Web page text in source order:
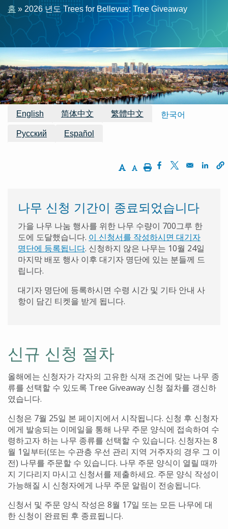
이
동
경
로
홈 2026 년도 Trees for Bellevue: Tree Giveaway
이용 가능한 번역
English 简体中文 繁體中文 한국어
Русский Español
Increase Text Size
Decrease Text Size
PrintOpens in a new
Opens in a
나무 신청 기간이 종료되었습니다
가을 나무 나눔 행사를 위한 나무 수량이 700그루 한
도에 도달했습니다. 이 신청서를 작성하시면 대기자
명단에 등록됩니다. 신청하지 않은 나무는 10월 24일
마지막 배포 행사 이후 대기자 명단에 있는 분들께 드
립니다.
대기자 명단에 등록하시면 수령 시간 및 기타 안내 사
항이 담긴 티켓을 받게 됩니다.
신규 신청 절차
올해에는 신청자가 각자의 고유한 식재 조건에 맞는 나무 종
류를 선택할 수 있도록 Tree Giveaway 신청 절차를 갱신하
였습니다.
신청은 7월 25일 본 페이지에서 시작됩니다. 신청 후 신청자
에게 발송되는 이메일을 통해 나무 주문 양식에 접속하여 수
령하고자 하는 나무 종류를 선택할 수 있습니다. 신청자는 8
월 1일부터(또는 수관층 우선 관리 지역 거주자의 경우 그 이
전) 나무를 주문할 수 있습니다. 나무 주문 양식이 열릴 때까
지 기다리지 마시고 신청서를 제출하세요. 주문 양식 작성이
가능해질 시 신청자에게 나무 주문 알림이 전송됩니다.
신청서 및 주문 양식 작성은 8월 17일 또는 모든 나무에 대
한 신청이 완료된 후 종료됩니다.